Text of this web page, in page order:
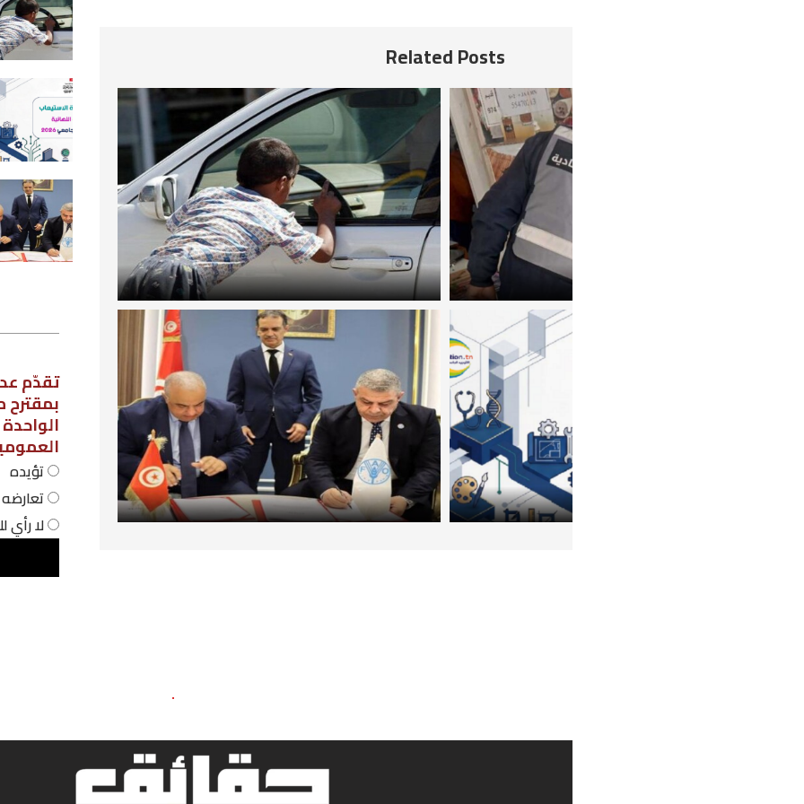
الحد من تسوّل الأطفال
صدور دليل طاقة استيعاب الدورة
النهائية للتوجيه الجامعي 2026
2026-08-08
اتفاقية بين تونس و«الفاو»
غابات الصنوبر الحلبي بالقصرين
2026-08-08
استطلاع رأي
تقدّم عدد من نواب مجلس نواب الشعب،
بمقترح مشروع قانون لاعتماد نظام
الواحدة في المؤسسات التربوية
العمومية، فهل أنت:
تؤيده
تعارضه
لا رأي لك